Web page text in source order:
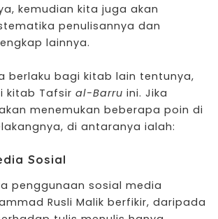
kemudian kita juga akan
penulisannya dan
lainnya.
berlaku bagi kitab lain tentunya,
kitab Tafsir al-Barru ini. Jika
menemukan beberapa poin di
di antaranya ialah:
Sosial
penggunaan sosial media
Rusli Malik berfikir, daripada